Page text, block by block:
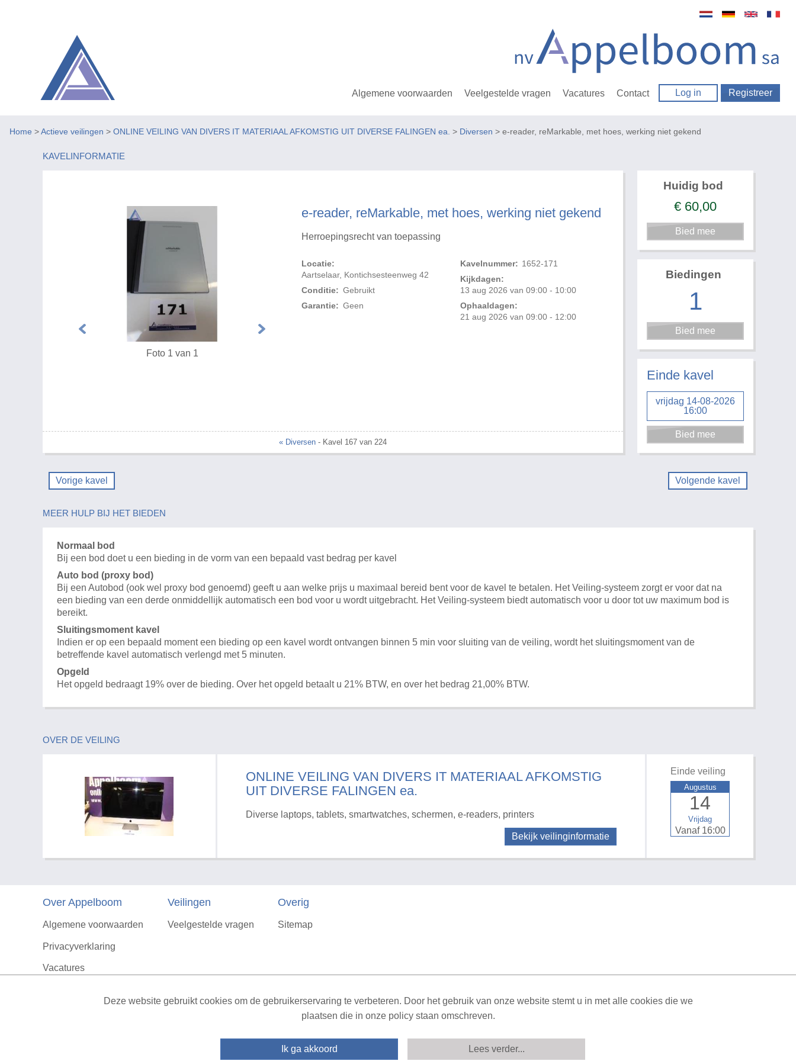
Algemene voorwaarden Veelgestelde vragen Vacatures Contact Log in Registreer
Home >Actieve veilingen > ONLINE VEILING VAN DIVERS IT MATERIAAL AFKOMSTIG UIT DIVERSE FALINGEN ea. > Diversen > e-reader, reMarkable, met hoes, werking niet gekend
KAVELINFORMATIE
e-reader, reMarkable, met hoes, werking niet gekend
Herroepingsrecht van toepassing
Locatie:
Aartselaar, Kontichsesteenweg 42
Conditie: Gebruikt
Garantie: Geen
Kavelnummer: 1652-171
Kijkdagen:
13 aug 2026 van 09:00 - 10:00
Ophaaldagen:
21 aug 2026 van 09:00 - 12:00
Foto 1 van 1
« Diversen - Kavel 167 van 224
Huidig bod
€ 60,00
Biedingen
1
Einde kavel
vrijdag 14-08-2026
16:00
Vorige kavel Volgende kavel
MEER HULP BIJ HET BIEDEN
Normaal bod
Bij een bod doet u een bieding in de vorm van een bepaald vast bedrag per kavel
Auto bod (proxy bod)
Bij een Autobod (ook wel proxy bod genoemd) geeft u aan welke prijs u maximaal bereid bent voor de kavel te betalen. Het Veiling-systeem zorgt er voor dat na
een bieding van een derde onmiddellijk automatisch een bod voor u wordt uitgebracht. Het Veiling-systeem biedt automatisch voor u door tot uw maximum bod is
bereikt.
Sluitingsmoment kavel
Indien er op een bepaald moment een bieding op een kavel wordt ontvangen binnen 5 min voor sluiting van de veiling, wordt het sluitingsmoment van de
betreffende kavel automatisch verlengd met 5 minuten.
Opgeld
Het opgeld bedraagt 19% over de bieding. Over het opgeld betaalt u 21% BTW, en over het bedrag 21,00% BTW.
OVER DE VEILING
ONLINE VEILING VAN DIVERS IT MATERIAAL AFKOMSTIG
UIT DIVERSE FALINGEN ea.
Diverse laptops, tablets, smartwatches, schermen, e-readers, printers
Bekijk veilinginformatie
Einde veiling
Vrijdag
14
Augustus
Vanaf 16:00
Over Appelboom
Algemene voorwaarden
Privacyverklaring
Vacatures
Veilingen
Veelgestelde vragen
Overig
Sitemap
Deze website gebruikt cookies om de gebruikerservaring te verbeteren. Door het gebruik van onze website stemt u in met alle cookies die we
plaatsen die in onze policy staan omschreven.
Ik ga akkoord Lees verder...